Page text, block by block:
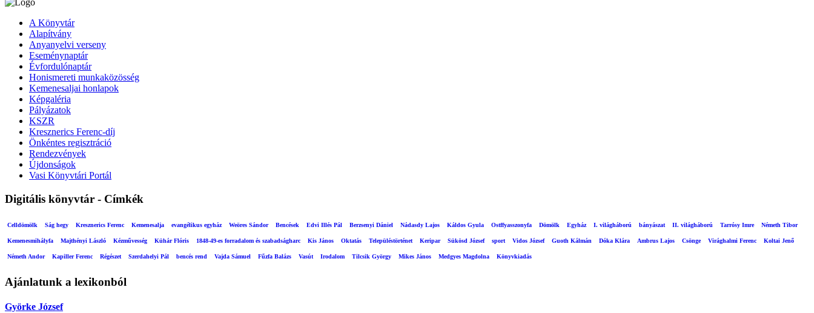
A Könyvtár
Alapítvány
Anyanyelvi verseny
Eseménynaptár
Évfordulónaptár
Honismereti munkaközösség
Kemenesaljai honlapok
Képgaléria
Pályázatok
KSZR
Kresznerics Ferenc-díj
Önkéntes regisztráció
Rendezvények
Újdonságok
Vasi Könyvtári Portál
Digitális könyvtár - Címkék
Celldömölk Ság hegy Kresznerics Ferenc Kemenesalja evangélikus egyház Weöres Sándor Bencések Edvi Illés Pál Berzsenyi Dániel Nádasdy Lajos Káldos Gyula Ostffyasszonyfa Dömölk Egyház I. világháború bányászat II. világháború Tarrósy Imre Németh Tibor
Kemenesmihályfa Majthényi László Kézművesség Kühár Flóris 1848-49-es forradalom és szabadságharc Kis János Oktatás Településtörténet Keripar Sükösd József sport Vidos József Guoth Kálmán Dóka Klára Ambrus Lajos Csönge Virághalmi Ferenc Koltai Jenő
Németh Andor Kapiller Ferenc Régészet Szerdahelyi Pál bencés rend Vajda Sámuel Fűzfa Balázs Vasút Irodalom Tilcsik György Mikes János Medgyes Magdolna Könyvkiadás
Ajánlatunk a lexikonból
Györke József